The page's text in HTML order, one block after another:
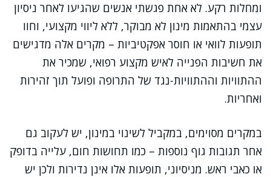
ומחלות רקע. לא אחת פגשתי אנשים שהגיעו לאחר ניסיון
עצמי בהתאמות מינון לא מבוקר, ללא ליווי מקצועי, וחוו
תופעות לוואי או חוסר אפקטיביות – מקרים אלה מדגישים
את חשיבות הפנייה לאיש מקצוע רפואי, שמכיר את
ההתוויות וההתוויות-נגד של התרופה ופועל תוך זהירות
ואחריות.
במקרים מסוימים, במקביל לשינוי במינון, יש לעקוב גם
אחר תגובות גוף נוספות – כמו תחושות חום, עלייה בדופק
או כאבי ראש. מניסיוני, תופעות אלו אינן נדירות ולכן יש